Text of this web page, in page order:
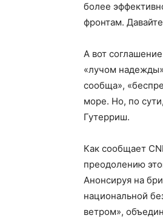
более
фронтам.
А вот
«лучом
сообща»,
море. Но, по
Гутерриш.
Как сообщает
преодолению
Анонсируя на
национальной
ветром»,